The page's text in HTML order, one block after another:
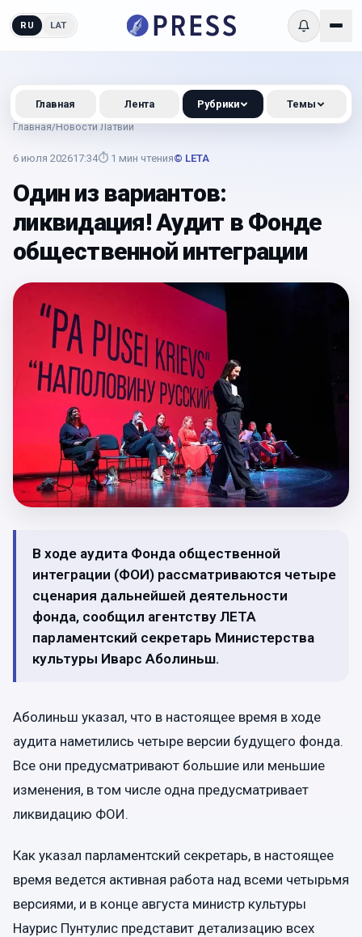
RU LAT
Главная/Новости Латвии
6 июля 202617:34⏱ 1 мин чтения© LETA
Один из вариантов:
ликвидация! Аудит в Фонде
общественной интеграции
В ходе аудита Фонда общественной
интеграции (ФОИ) рассматриваются четыре
сценария дальнейшей деятельности
фонда, сообщил агентству ЛЕТА
парламентский секретарь Министерства
культуры Иварс Аболиньш.
Аболиньш указал, что в настоящее время в ходе
аудита наметились четыре версии будущего фонда.
Все они предусматривают большие или меньшие
изменения, в том числе одна предусматривает
ликвидацию ФОИ.
Как указал парламентский секретарь, в настоящее
время ведется активная работа над всеми четырьмя
версиями, и в конце августа министр культуры
Наурис Пунтулис представит детализацию всех
Главная Лента Рубрики Темы